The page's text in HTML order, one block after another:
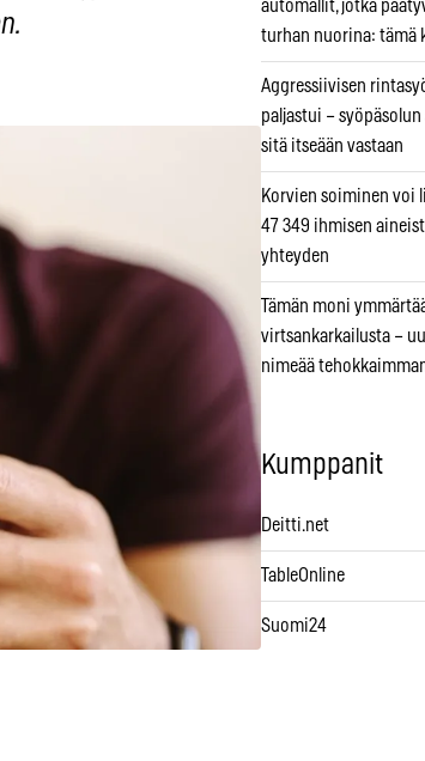
automallit, jotka
turhan nuorina: tämä
Aggressiivisen
paljastui –
sitä itseään vastaan
Korvien soiminen voi
47 349 ihmisen
yhteyden
Tämän moni
virtsankarkailusta –
nimeää
Kumppanit
Deitti.net
TableOnline
Suomi24